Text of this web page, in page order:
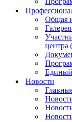
Общая
центра
Единый
Новости